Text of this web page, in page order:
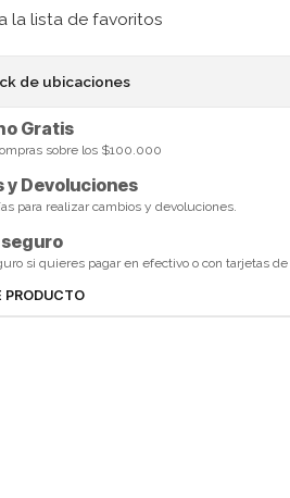
la lista de favoritos
de ubicaciones
Gratis
sobre los $100.000
y Devoluciones
para realizar cambios y devoluciones.
si quieres pagar en efectivo o con tarjetas de
PRODUCTO